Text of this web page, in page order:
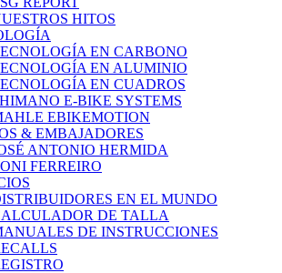
HITOS
EN CARBONO
EN ALUMINIO
EN CUADROS
E-BIKE SYSTEMS
EBIKEMOTION
& EMBAJADORES
ANTONIO HERMIDA
FERREIRO
EN EL MUNDO
DE TALLA
DE INSTRUCCIONES